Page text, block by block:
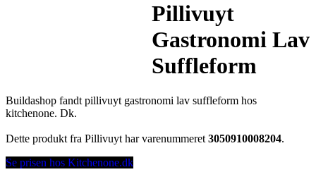
Pillivuyt
Gastronomi Lav
Suffleform
Buildashop fandt pillivuyt gastronomi lav suffleform hos
kitchenone. Dk.
Dette produkt fra Pillivuyt har varenummeret 3050910008204.
Se prisen hos Kitchenone.dk